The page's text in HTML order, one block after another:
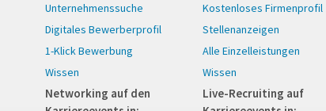
Unternehmenssuche
Digitales Bewerberprofil
1-Klick Bewerbung
Wissen
Networking auf den
Kostenloses Firmenprofil
Stellenanzeigen
Alle Einzelleistungen
Wissen
Live-Recruiting auf